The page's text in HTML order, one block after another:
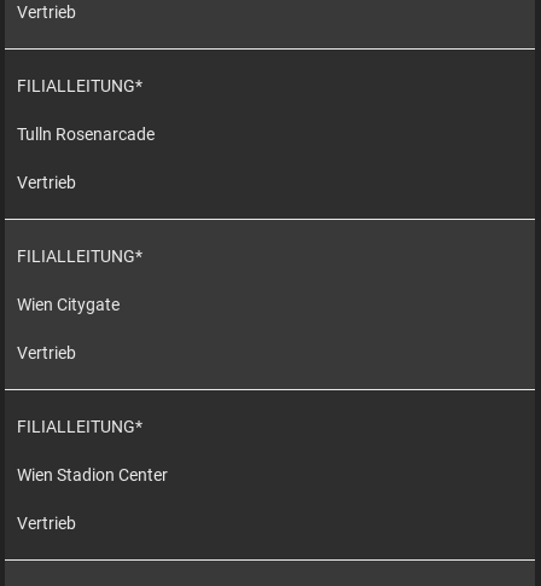
Vertrieb
FILIALLEITUNG*
Tulln Rosenarcade
Vertrieb
FILIALLEITUNG*
Wien Citygate
Vertrieb
FILIALLEITUNG*
Wien Stadion Center
Vertrieb